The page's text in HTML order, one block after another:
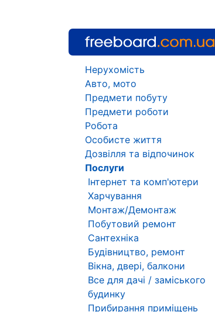
Нерухомість
Авто, мото
Предмети побуту
Предмети роботи
Робота
Особисте життя
Дозвілля та відпочинок
Послуги
Інтернет та комп'ютери
Харчування
Монтаж/Демонтаж
Побутовий ремонт
Сантехніка
Будівництво, ремонт
Вікна, двері, балкони
Все для дачі / заміського
будинку
Прибирання приміщень